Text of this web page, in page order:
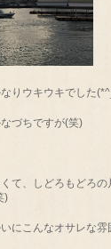
りウキウキでした
づちですが(笑)
て、しどろもどろ
)
にこんなオサレな雰